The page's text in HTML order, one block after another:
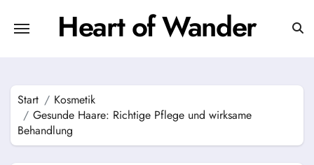
Inhalt
springen
Heart of Wander
Start
Kosmetik
Gesunde Haare: Richtige Pflege und wirksame
Behandlung